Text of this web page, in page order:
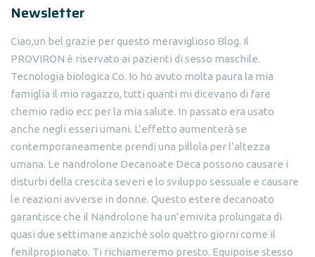
Newsletter
Ciao,un bel grazie per questo meraviglioso Blog. Il
PROVIRON è riservato ai pazienti di sesso maschile.
Tecnologia biologica Co. Io ho avuto molta paura la mia
famiglia il mio ragazzo, tutti quanti mi dicevano di fare
chemio radio ecc per la mia salute. In passato era usato
anche negli esseri umani. L’effetto aumenterà se
contemporaneamente prendi una pillola per l’altezza
umana. Le nandrolone Decanoate Deca possono causare i
disturbi della crescita severi e lo sviluppo sessuale e causare
le reazioni avverse in donne. Questo estere decanoato
garantisce che il Nandrolone ha un’emivita prolungata di
quasi due settimane anziché solo quattro giorni come il
fenilpropionato. Ti richiameremo presto. Equipoise stesso